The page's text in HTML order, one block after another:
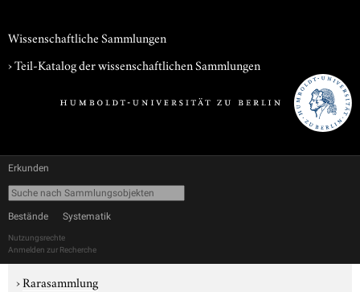
Wissenschaftliche Sammlungen
› Teil-Katalog der wissenschaftlichen Sammlungen
Erkunden
Bestände Systematik
Nutzungsrechte
Anmelden zur Recherche
›Rarasammlung